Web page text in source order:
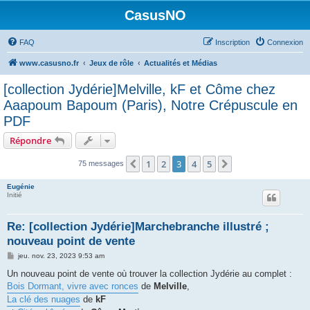
CasusNO
FAQ Connexion
Inscription
www.casusno.fr Jeux de rôle Actualités et Médias
[collection Jydérie]Melville, kF et Côme chez
Aaapoum Bapoum (Paris), Notre Crépuscule en
PDF
Répondre
75 messages Précédent
1 2 3 4 5
Eugénie
Initié
Re: [collection Jydérie]Marchebranche illustré ;
nouveau point de vente
M
s
a
g
e
jeu. nov. 23, 2023 9:53 am
Un nouveau point de vente où trouver la collection Jydérie au complet :
Bois Dormant, vivre avec ronces de Melville,
La clé des nuages de kF